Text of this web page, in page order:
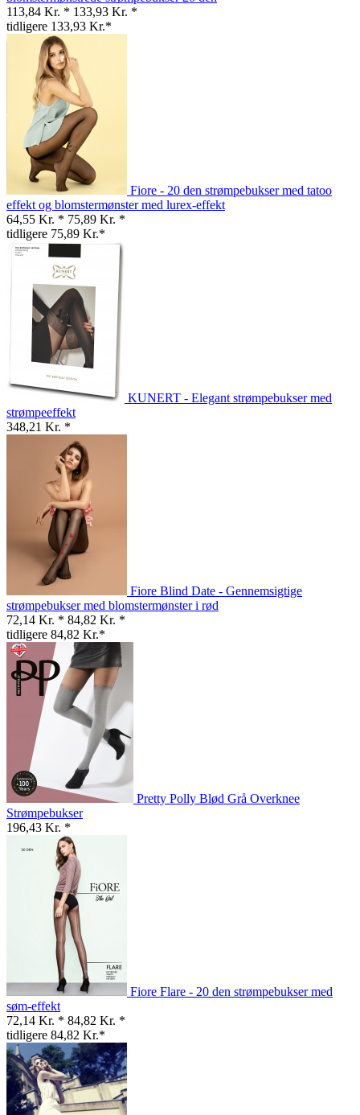
113,84 Kr. * 133,93 Kr. *
tidligere 133,93 Kr.*
Fiore - 20 den strømpebukser med tatoo
effekt og blomstermønster med lurex-effekt
64,55 Kr. * 75,89 Kr. *
tidligere 75,89 Kr.*
KUNERT - Elegant strømpebukser med
strømpeeffekt
348,21 Kr. *
Fiore Blind Date - Gennemsigtige
strømpebukser med blomstermønster i rød
72,14 Kr. * 84,82 Kr. *
tidligere 84,82 Kr.*
Pretty Polly Blød Grå Overknee
Strømpebukser
196,43 Kr. *
Fiore Flare - 20 den strømpebukser med
søm-effekt
72,14 Kr. * 84,82 Kr. *
tidligere 84,82 Kr.*